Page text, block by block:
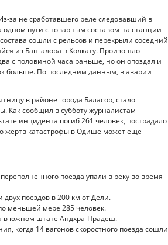
за не сработавшего реле следовавший в
пути с товарным составом на станции
сошли с рельсов и перекрыли соседний
из Бангалора в Колкату. Произошло
с половиной часа раньше, но он опоздал и
больше. По последним данным, в аварии
в районе города Баласор, стало
Как сообщил в субботу журналистам
инцидента погиб 261 человек, пострадало
жертв катастрофы в Одише может еще
поезда упали в реку во время
поездов в 200 км от Дели.
меньшей мере 285 человек.
в южном штате Андхра-Прадеш.
когда 14 вагонов скоростного поезда сошли